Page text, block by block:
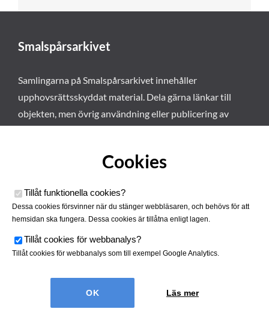
Smalspårsarkivet
Samlingarna på Smalspårsarkivet innehåller
upphovsrättsskyddat material. Dela gärna länkar till
objekten, men övrig användning eller publicering av
Smalspårsarkivet drivs av
Tjustbygdens Järnvägsförening
Cookies
Tillåt funktionella cookies?
Dessa cookies försvinner när du stänger webbläsaren, och behövs för att
hemsidan ska fungera. Dessa cookies är tillåtna enligt lagen.
Tillåt cookies för webbanalys?
Tillåt cookies för webbanalys som till exempel Google Analytics.
Läs mer